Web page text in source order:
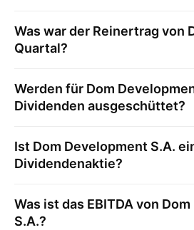
Was war der Reinertrag von
Quartal?
Werden für Dom
Dividenden ausgeschüttet?
Ist Dom Development S.A.
Dividendenaktie?
Was ist das EBITDA von
S.A.?